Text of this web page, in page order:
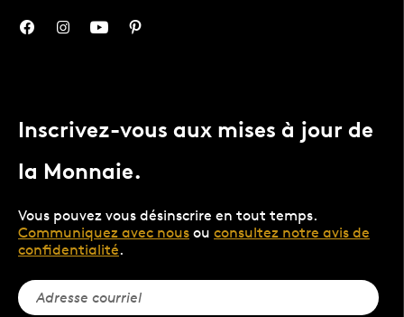
Inscrivez-vous aux mises à jour de
la Monnaie.
Vous pouvez vous désinscrire en tout temps.
Communiquez avec nous ou consultez notre avis de
confidentialité.